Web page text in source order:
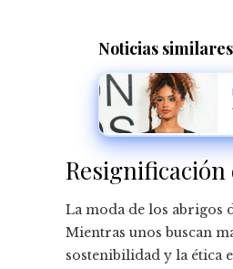
Noticias similares
La moda de los abrigos
Mientras unos buscan
sostenibilidad y la ética